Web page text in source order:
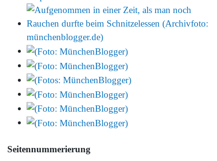
Seitennummerierung